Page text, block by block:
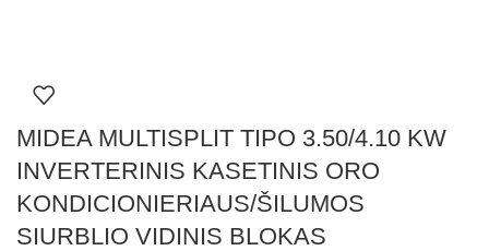
MIDEA MULTISPLIT TIPO 3.50/4.10 KW
INVERTERINIS KASETINIS ORO
KONDICIONIERIAUS/ŠILUMOS
SIURBLIO VIDINIS BLOKAS